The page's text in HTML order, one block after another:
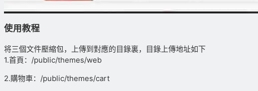
使用教程
将三個文件壓縮包，上傳到對應的目錄裏，目錄上傳地址如下
1.首頁：/public/themes/web
2.購物車：/public/themes/cart